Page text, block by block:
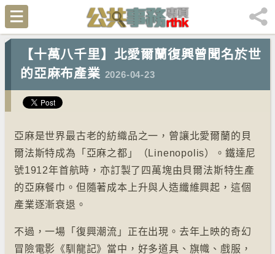
【十萬八千里】北愛爾蘭復興曾聞名於世
的亞麻布產業 2026-04-23
亞麻是世界最古老的紡織品之一，曾讓北愛爾蘭的貝
爾法斯特成為「亞麻之都」（Linenopolis）。鐵達尼
號1912年首航時，亦訂製了四萬塊由貝爾法斯特生產
的亞麻餐巾。但隨著成本上升與人造纖維興起，這個
產業逐漸衰退。
不過，一場「復興潮流」正在出現。去年上映的奇幻
冒險電影《馴龍記》當中，好多道具、旗幟、戲服，